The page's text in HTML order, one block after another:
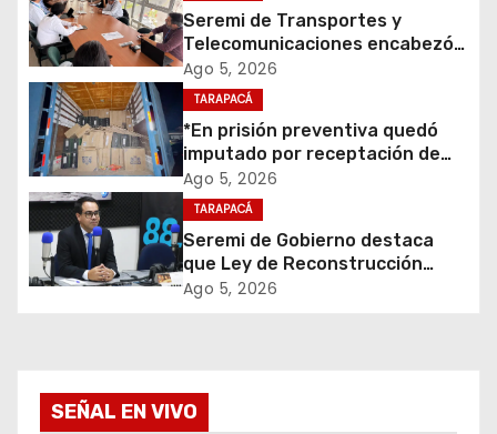
i
ó
n
d
e
e
r
Seremi de Transportes y
Telecomunicaciones encabezó
primera mesa de coordinación
para el retiro de cables en
desuso en Iquique
Ago 5, 2026
TARAPACÁ
*En prisión preventiva quedó
imputado por receptación de
cigarrillos avaluados en $1.600
millones*
Ago 5, 2026
TARAPACÁ
Seremi de Gobierno destaca
que Ley de Reconstrucción
Nacional impulsará la inversión
Ago 5, 2026
SEÑAL EN VIVO